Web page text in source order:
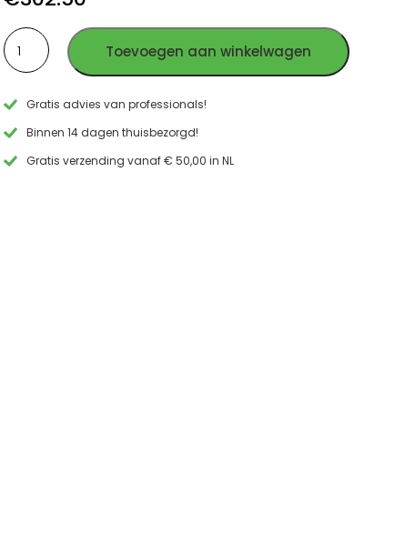
Fontein
inbouwkraan
PVD
RVS
aantal
Toevoegen aan winkelwagen
Gratis advies van professionals!
Binnen 14 dagen thuisbezorgd!
Gratis verzending vanaf € 50,00 in NL